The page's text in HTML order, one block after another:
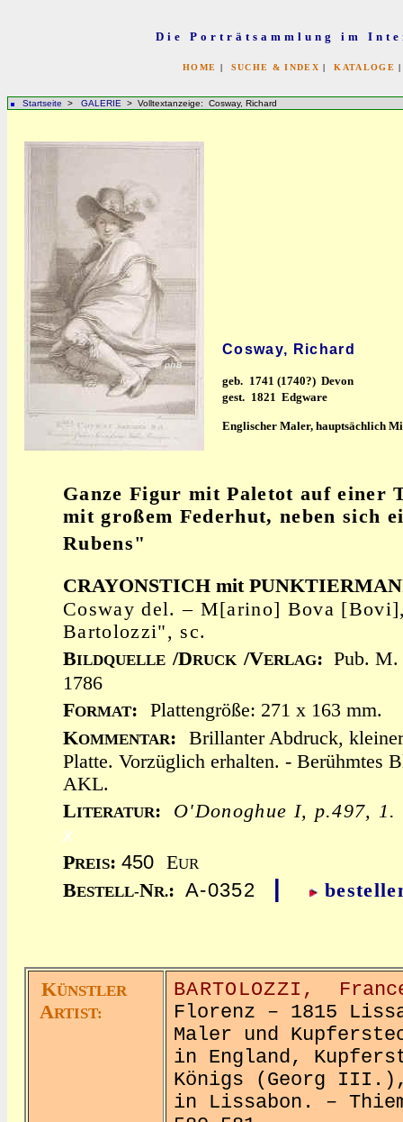
Die Porträtsammlung im
HOME | SUCHE & INDEX |KATALOGE
Startseite > GALERIE > Volltextanzeige: Cosway, Richard
Cosway, Richard
geb. 1741 (1740?) Devon
gest. 1821 Edgware
Englischer Maler, hauptsächlich
Ganze Figur mit Paletot auf einer
mit großem Federhut, neben sich
Rubens"
CRAYONSTICH mit
Cosway del. – M[arino] Bova
Bartolozzi", sc.
BILDQUELLE /DRUCK /VERLAG: Pub.
1786
FORMAT:
Plattengröße: 271 x 163 mm.
KOMMENTAR:
Brillanter Abdruck,
Platte. Vorzüglich erhalten. - Berühmtes
AKL.
LITERATUR: O'Donoghue I, p.497,
x
PREIS: 450 EUR
BESTELL-NR.: A-0352
KÜNSTLER
ARTIST:
BARTOLOZZI,
Florenz – 1815
Maler und
in England,
Königs (Georg III.),
in Lissabon. –